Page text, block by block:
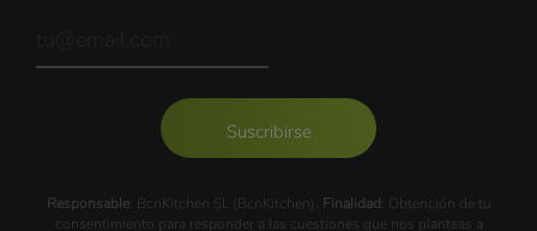
Suscribirse
Responsable: BcnKitchen SL (BcnKitchen). Finalidad: Obtención de tu
consentimiento para responder a las cuestiones que nos planteas a